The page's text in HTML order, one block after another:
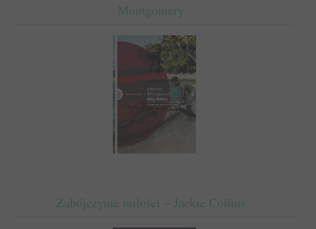
Montgomery
Zabójczynie miłości – Jackie Collins